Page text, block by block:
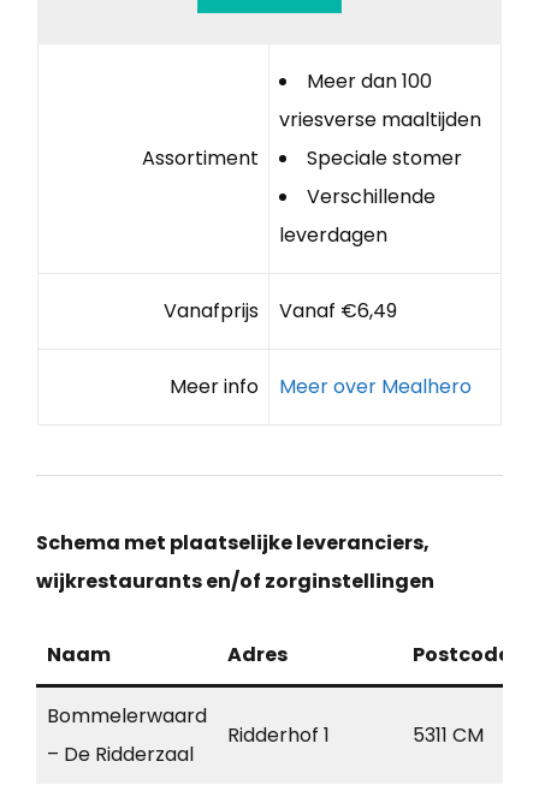
Assortiment
Meer dan 100
vriesverse maaltijden
Speciale stomer
Verschillende
leverdagen
Vanafprijs Vanaf €6,49
Meer info Meer over Mealhero
Schema met plaatselijke leveranciers,
wijkrestaurants en/of zorginstellingen
Naam Adres Postcode
Bommelerwaard
– De Ridderzaal
Ridderhof 1 5311 CM